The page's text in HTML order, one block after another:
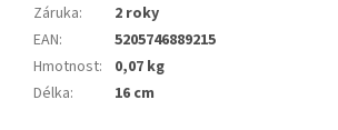
Záruka:
2 roky
EAN:
5205746889215
Hmotnost:
0,07 kg
Délka: 16 cm